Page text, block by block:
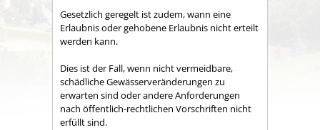
Gesetzlich geregelt ist zudem, wann eine
Erlaubnis oder gehobene Erlaubnis nicht erteilt
werden kann.
Dies ist der Fall, wenn nicht vermeidbare,
schädliche Gewässerveränderungen zu
erwarten sind oder andere Anforderungen
nach öffentlich-rechtlichen Vorschriften nicht
erfüllt sind.